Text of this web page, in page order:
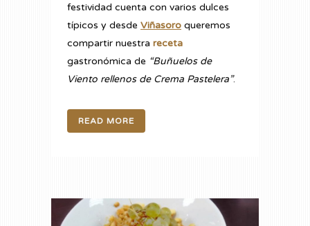
festividad cuenta con varios dulces
típicos y desde Viñasoro queremos
compartir nuestra receta
gastronómica de “Buñuelos de
Viento rellenos de Crema Pastelera”.
READ MORE